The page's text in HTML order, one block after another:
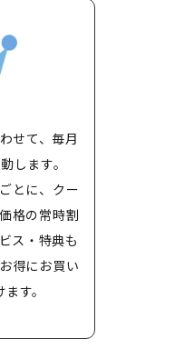
せて、毎月
します。
とに、クー
格の常時割
ス・特典も
得にお買い
す。